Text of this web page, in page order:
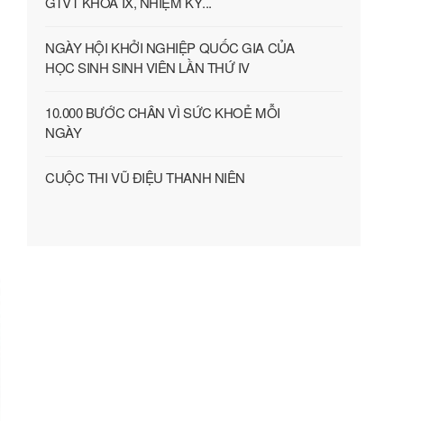
NGÀY HỘI KHỞI NGHIỆP QUỐC GIA CỦA
HỌC SINH SINH VIÊN LẦN THỨ IV
10.000 BƯỚC CHÂN VÌ SỨC KHOẺ MỖI
NGÀY
CUỘC THI VŨ ĐIỆU THANH NIÊN